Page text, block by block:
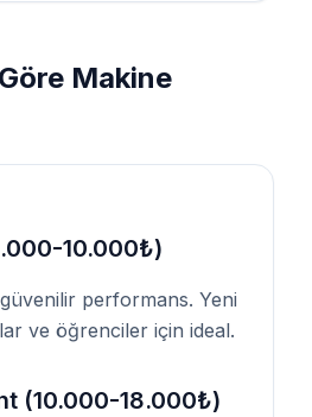
Makine
10.000₺)
performans. Yeni
ve öğrenciler için ideal.
(10.000-18.000₺)